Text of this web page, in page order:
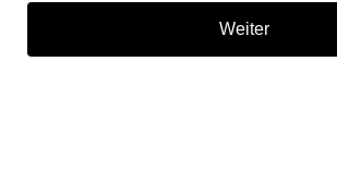
Weiter